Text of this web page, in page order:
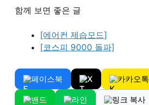
함께 보면 좋은 글
[에어컨 제습모드]
[코스피 9000 돌파]
페이스북 X 카카오톡
밴드 라인 링크 복사